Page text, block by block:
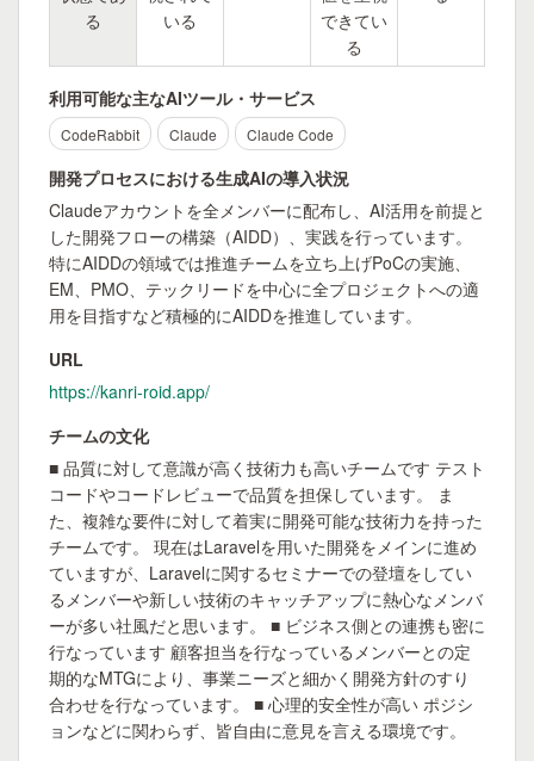
る
いる
できてい
る
利用可能な主なAIツール・サービス
CodeRabbit Claude Claude Code
開発プロセスにおける生成AIの導入状況
Claudeアカウントを全メンバーに配布し、AI活用を前提と
した開発フローの構築（AIDD）、実践を行っています。
特にAIDDの領域では推進チームを立ち上げPoCの実施、
EM、PMO、テックリードを中心に全プロジェクトへの適
用を目指すなど積極的にAIDDを推進しています。
URL
https://kanri-roid.app/
チームの文化
■ 品質に対して意識が高く技術力も高いチームです テスト
コードやコードレビューで品質を担保しています。 ま
た、複雑な要件に対して着実に開発可能な技術力を持った
チームです。 現在はLaravelを用いた開発をメインに進め
ていますが、Laravelに関するセミナーでの登壇をしてい
るメンバーや新しい技術のキャッチアップに熱心なメンバ
ーが多い社風だと思います。 ■ ビジネス側との連携も密に
行なっています 顧客担当を行なっているメンバーとの定
期的なMTGにより、事業ニーズと細かく開発方針のすり
合わせを行なっています。 ■ 心理的安全性が高い ポジシ
ョンなどに関わらず、皆自由に意見を言える環境です。